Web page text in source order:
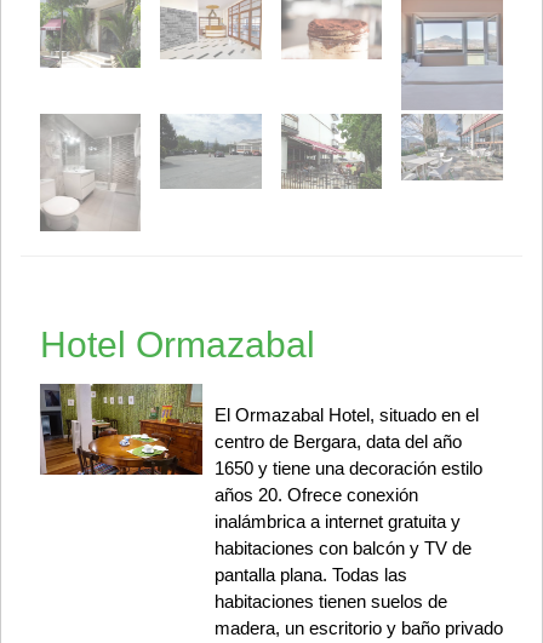
Hotel Ormazabal
El Ormazabal Hotel, situado en el
centro de Bergara, data del año
1650 y tiene una decoración estilo
años 20. Ofrece conexión
inalámbrica a internet gratuita y
habitaciones con balcón y TV de
pantalla plana. Todas las
habitaciones tienen suelos de
madera, un escritorio y baño privado